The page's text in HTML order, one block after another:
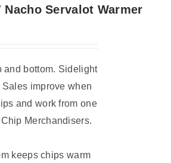
Nacho Servalot Warmer
and bottom. Sidelight
improve when
and work from one
Merchandisers.
keeps chips warm